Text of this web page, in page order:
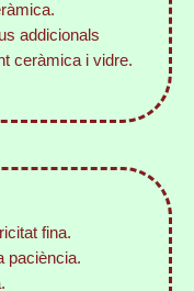
addicionals
ceràmica i vidre.
fina.
paciència.